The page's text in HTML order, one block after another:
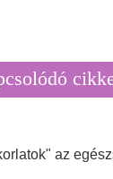
az